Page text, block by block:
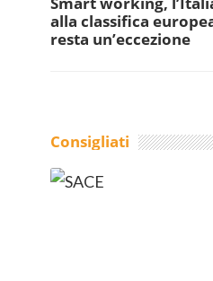
alla classifica
resta un’eccezione
Consigliati